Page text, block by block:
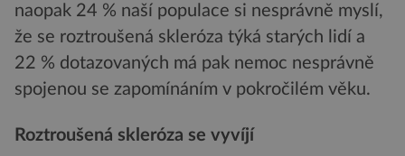
naopak 24 % naší populace si nesprávně myslí,
že se roztroušená skleróza týká starých lidí a
22 % dotazovaných má pak nemoc nesprávně
spojenou se zapomínáním v pokročilém věku.
Roztroušená skleróza se vyvíjí